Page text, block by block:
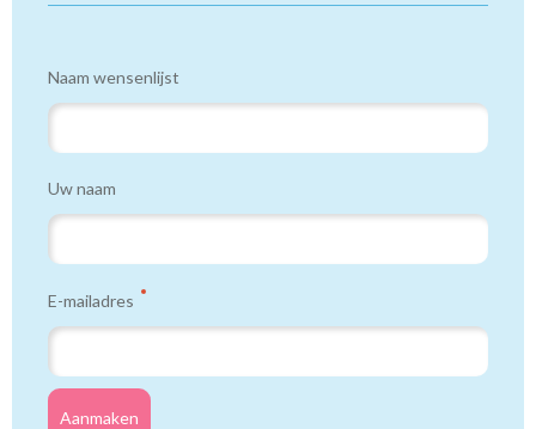
Naam wensenlijst
Uw naam
E-mailadres
Aanmaken